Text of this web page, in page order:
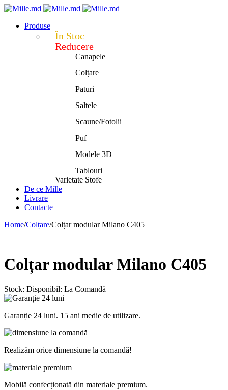
Produse
Canapele
Colțare
Paturi
Saltele
Scaune/Fotolii
Puf
Modele 3D
Tablouri
Varietate Stofe
În Stoc
Reducere
De ce Mille
Livrare
Contacte
Home/Colțare/Colțar modular Milano C405
Colțar modular Milano C405
Stock: Disponibil: La Comandă
Garanție 24 luni. 15 ani medie de utilizare.
Realizăm orice dimensiune la comandă!
Mobilă confecționată din materiale premium.